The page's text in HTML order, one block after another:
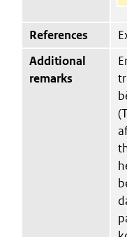
References
Additional
remarks